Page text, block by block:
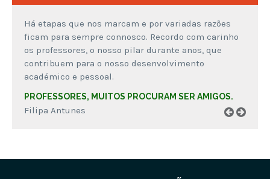
Há etapas que nos marcam e por variadas razões
ficam para sempre connosco. Recordo com carinho
os professores, o nosso pilar durante anos, que
contribuem para o nosso desenvolvimento
académico e pessoal.
PROFESSORES, MUITOS PROCURAM SER AMIGOS.
Filipa Antunes